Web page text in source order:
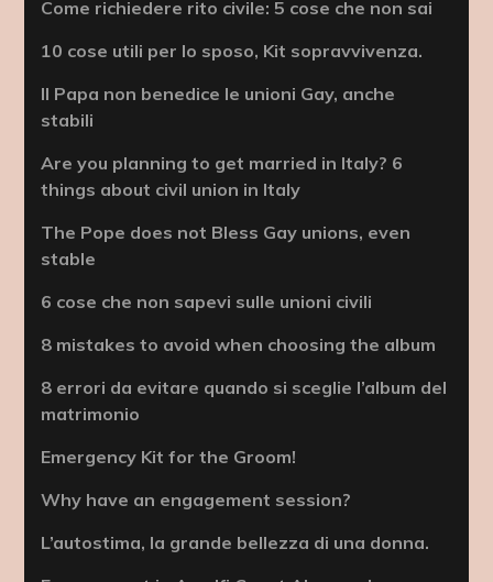
Come richiedere rito civile: 5 cose che non sai
10 cose utili per lo sposo, Kit sopravvivenza.
Il Papa non benedice le unioni Gay, anche
stabili
Are you planning to get married in Italy? 6
things about civil union in Italy
The Pope does not Bless Gay unions, even
stable
6 cose che non sapevi sulle unioni civili
8 mistakes to avoid when choosing the album
8 errori da evitare quando si sceglie l’album del
matrimonio
Emergency Kit for the Groom!
Why have an engagement session?
L’autostima, la grande bellezza di una donna.